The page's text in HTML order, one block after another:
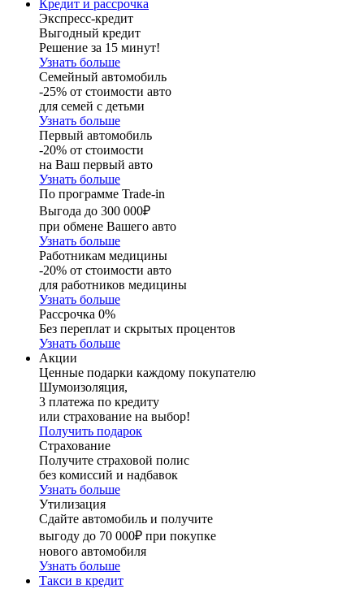
Кредит и рассрочка
Экспресс-кредит
Выгодный кредит
Решение за 15 минут!
Узнать больше
Семейный автомобиль
-25% от стоимости авто
для семей с детьми
Узнать больше
Первый автомобиль
-20% от стоимости
на Ваш первый авто
Узнать больше
По программе Trade-in
Выгода до 300 000₽
при обмене Вашего авто
Узнать больше
Работникам медицины
-20% от стоимости авто
для работников медицины
Узнать больше
Рассрочка 0%
Без переплат и скрытых процентов
Узнать больше
Акции
Ценные подарки каждому покупателю
Шумоизоляция,
3 платежа по кредиту
или страхование на выбор!
Получить подарок
Страхование
Получите страховой полис
без комиссий и надбавок
Узнать больше
Утилизация
Сдайте автомобиль и получите
выгоду до 70 000₽ при покупке
нового автомобиля
Узнать больше
Такси в кредит